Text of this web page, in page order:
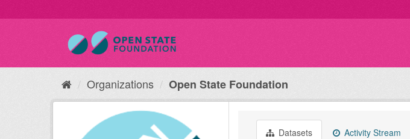
Organizations Open State Foundation
Datasets Activity Stream